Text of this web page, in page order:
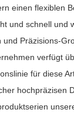
einen flexiblen
und schnell und
und Präzisions-
verfügt
für diese
hochpräzisen